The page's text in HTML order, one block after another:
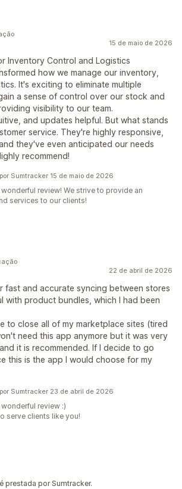
15 de maio de 2026
Inventory Control and Logistics
how we manage our inventory,
It's exciting to eliminate multiple
a sense of control over our stock and
visibility to our team.
and updates helpful. But what stands
service. They're highly responsive,
they've even anticipated our needs
recommend!
Sumtracker 15 de maio de 2026
review! We strive to provide an
services to our clients!
22 de abril de 2026
fast and accurate syncing between stores
with product bundles, which I had been
to close all of my marketplace sites (tired
need this app anymore but it was very
it is recommended. If I decide to go
this is the app I would choose for my
Sumtracker 23 de abril de 2026
review :)
serve clients like you!
prestada por Sumtracker.